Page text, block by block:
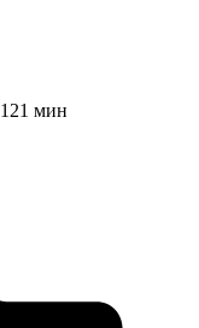
121 мин